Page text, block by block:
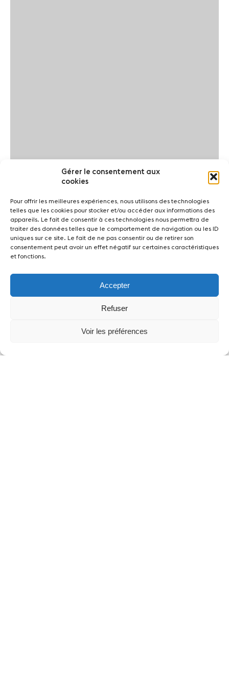
Gérer le consentement aux
cookies
Pour offrir les meilleures expériences, nous utilisons des technologies
telles que les cookies pour stocker et/ou accéder aux informations des
appareils. Le fait de consentir à ces technologies nous permettra de
traiter des données telles que le comportement de navigation ou les ID
uniques sur ce site. Le fait de ne pas consentir ou de retirer son
consentement peut avoir un effet négatif sur certaines caractéristiques
et fonctions.
Accepter
Refuser
Voir les préférences